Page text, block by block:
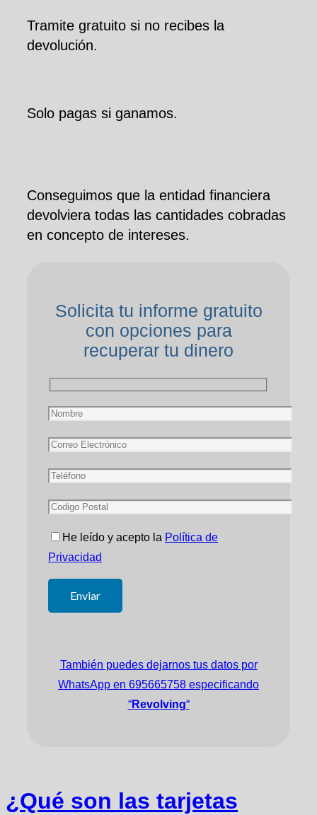
Tramite gratuito si no recibes la
devolución.
Solo pagas si ganamos.
Conseguimos que la entidad financiera
devolviera todas las cantidades cobradas
en concepto de intereses.
Solicita tu informe gratuito
con opciones para
recuperar tu dinero
He leído y acepto la Política de
Privacidad
También puedes dejarnos tus datos por
WhatsApp en 695665758 especificando
“Revolving“
¿Qué son las tarjetas